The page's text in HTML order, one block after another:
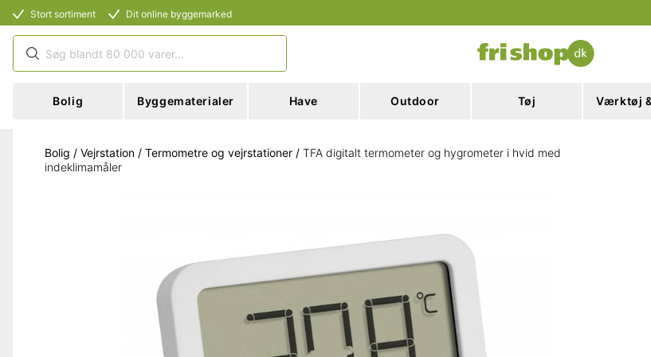
Stort sortiment Dit online byggemarked
Bolig Byggematerialer Have Outdoor Tøj Værktøj
Bolig / Vejrstation / Termometre og vejrstationer / TFA digitalt termometer og hygrometer i hvid med
indeklimamåler